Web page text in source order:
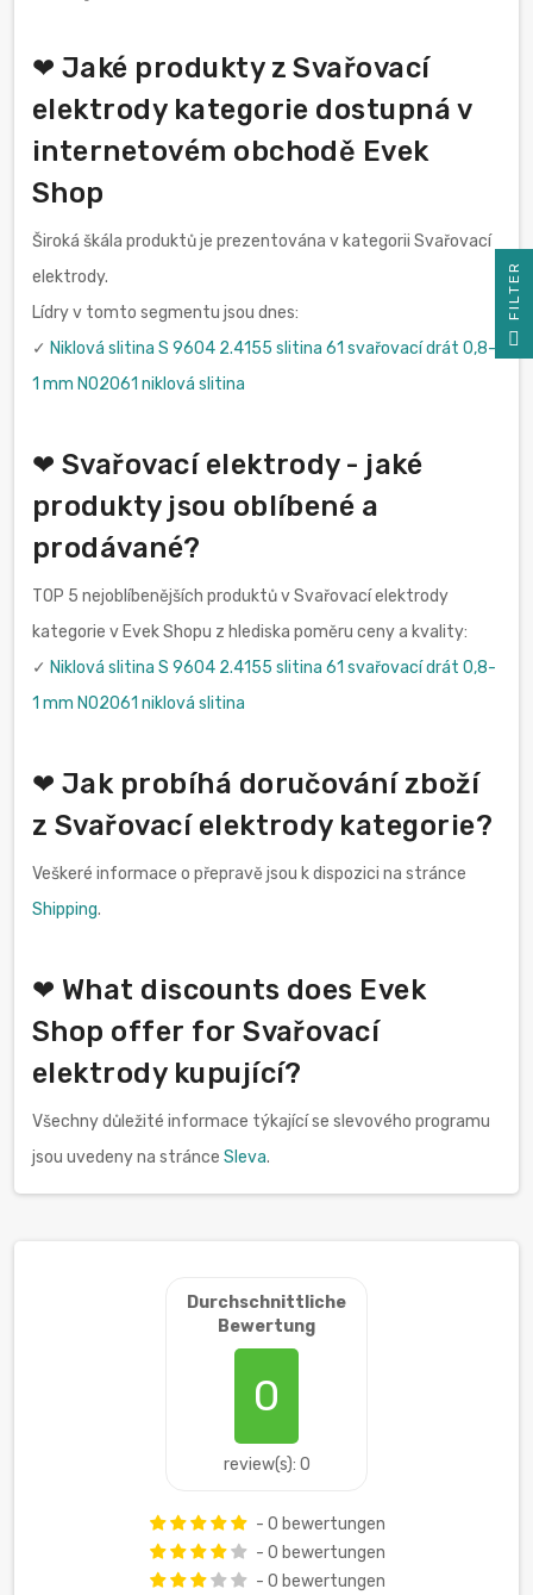
❤ Jaké produkty z Svařovací
elektrody kategorie dostupná v
internetovém obchodě Evek
Shop
Široká škála produktů je prezentována v kategorii Svařovací
elektrody.
Lídry v tomto segmentu jsou dnes:
✓ Niklová slitina S 9604 2.4155 slitina 61 svařovací drát 0,8-
1 mm N02061 niklová slitina
❤ Svařovací elektrody - jaké
produkty jsou oblíbené a
prodávané?
TOP 5 nejoblíbenějších produktů v Svařovací elektrody
kategorie v Evek Shopu z hlediska poměru ceny a kvality:
✓ Niklová slitina S 9604 2.4155 slitina 61 svařovací drát 0,8-
1 mm N02061 niklová slitina
❤ Jak probíhá doručování zboží
z Svařovací elektrody kategorie?
Veškeré informace o přepravě jsou k dispozici na stránce
Shipping.
❤ What discounts does Evek
Shop offer for Svařovací
elektrody kupující?
Všechny důležité informace týkající se slevového programu
jsou uvedeny na stránce Sleva.
Durchschnittliche
Bewertung
0
review(s): 0
- 0 bewertungen
- 0 bewertungen
- 0 bewertungen
R